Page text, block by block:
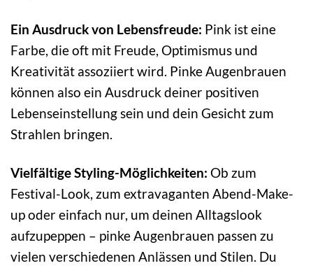
Ein Ausdruck von Lebensfreude: Pink ist eine
Farbe, die oft mit Freude, Optimismus und
Kreativität assoziiert wird. Pinke Augenbrauen
können also ein Ausdruck deiner positiven
Lebenseinstellung sein und dein Gesicht zum
Strahlen bringen.
Vielfältige Styling-Möglichkeiten: Ob zum
Festival-Look, zum extravaganten Abend-Make-
up oder einfach nur, um deinen Alltagslook
aufzupeppen – pinke Augenbrauen passen zu
vielen verschiedenen Anlässen und Stilen. Du